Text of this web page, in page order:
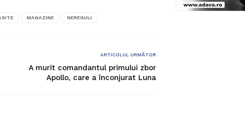
MAGAZINE NEREGULI
ARTICOLUL URMĂTOR
A murit comandantul primului zbor
Apollo, care a înconjurat Luna